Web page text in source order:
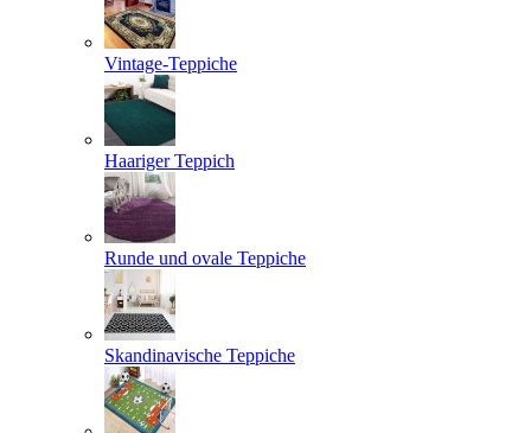
Vintage-Teppiche
Haariger Teppich
Runde und ovale Teppiche
Skandinavische Teppiche